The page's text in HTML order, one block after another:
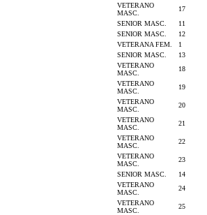
VETERANO
MASC.
17
SENIOR MASC. 11
SENIOR MASC. 12
VETERANA FEM. 1
SENIOR MASC. 13
VETERANO
MASC.
18
VETERANO
MASC.
19
VETERANO
MASC.
20
VETERANO
MASC.
21
VETERANO
MASC.
22
VETERANO
MASC.
23
SENIOR MASC. 14
VETERANO
MASC.
24
VETERANO
MASC.
25